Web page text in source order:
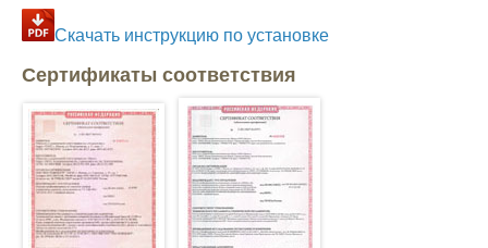
Скачать инструкцию по установке
Сертификаты соответствия